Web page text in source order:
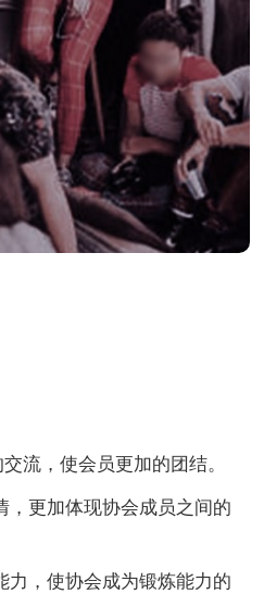
，使会员更加的团结。
更加体现协会成员之间的
，使协会成为锻炼能力的